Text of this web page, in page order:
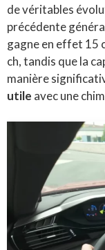
de véritables
précédente
gagne en effet 15
ch, tandis que la
manière
utile avec une